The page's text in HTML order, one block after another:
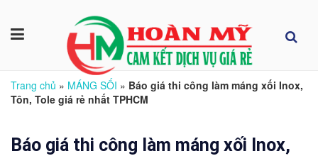
Trang chủ » MÁNG SỐI » Báo giá thi công làm máng xối Inox,
Tôn, Tole giá rẻ nhất TPHCM
Báo giá thi công làm máng xối Inox,